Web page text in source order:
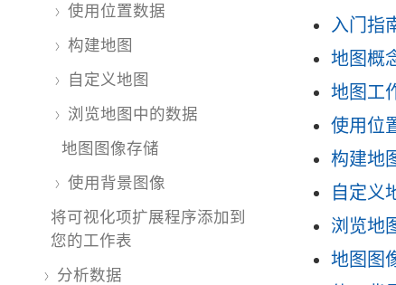
使用位置数据
构建地图
自定义地图
浏览地图中的数据
地图图像存储
使用背景图像
将可视化项扩展程序添加到
您的工作表
分析数据
入门指
地图概
地图工
使用位
构建地
自定义
浏览地
地图图